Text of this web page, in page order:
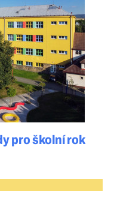
pro školní rok